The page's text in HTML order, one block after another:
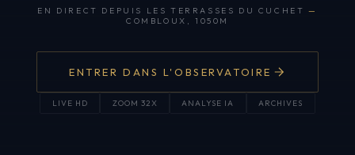
EN DIRECT DEPUIS LES TERRASSES DU CUCHET —
COMBLOUX, 1050M
ENTRER DANS L'OBSERVATOIRE
LIVE HD ZOOM 32X ANALYSE IA ARCHIVES